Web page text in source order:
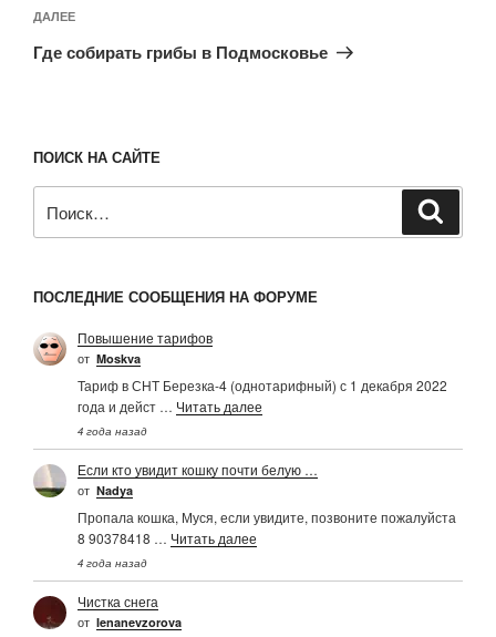
Следующая
запись
ДАЛЕЕ
Где собирать грибы в Подмосковье
ПОИСК НА САЙТЕ
ПОСЛЕДНИЕ СООБЩЕНИЯ НА ФОРУМЕ
Повышение тарифов
от Moskva
Тариф в СНТ Березка-4 (однотарифный) с 1 декабря 2022
года и дейст … Читать далее
4 года назад
Если кто увидит кошку почти белую …
от Nadya
Пропала кошка, Муся, если увидите, позвоните пожалуйста
8 90378418 … Читать далее
4 года назад
Чистка снега
от Ienanevzorova